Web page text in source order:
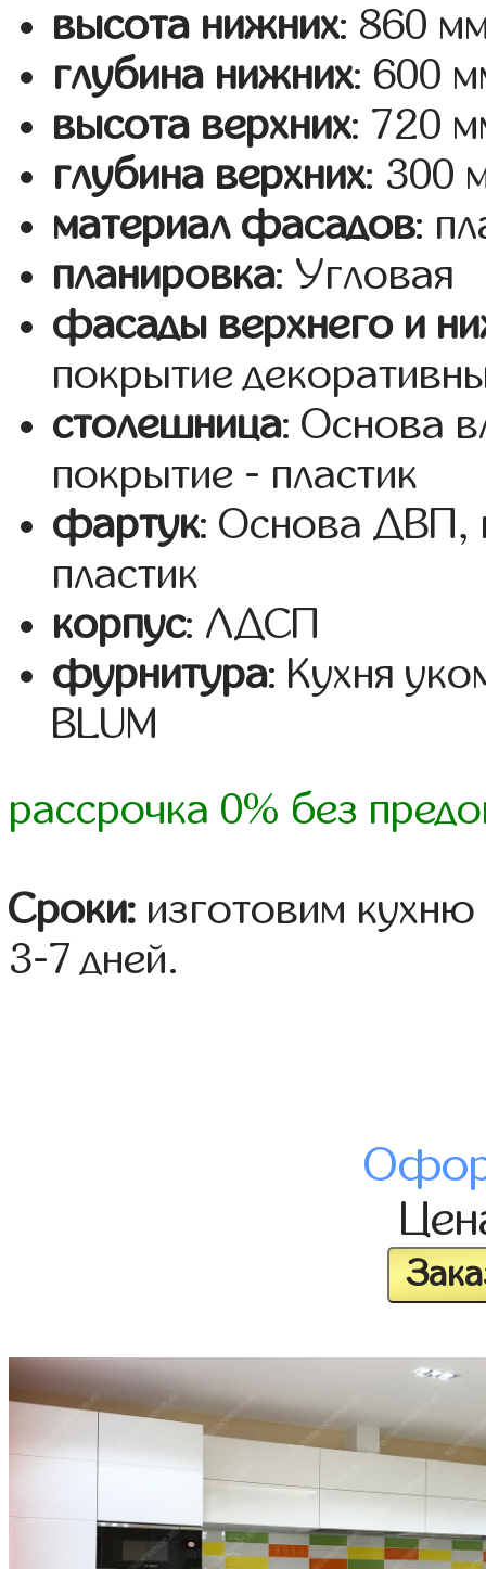
высота нижних: 860
глубина нижних: 600
высота верхних: 720
глубина верхних: 300
материал фасадов:
планировка: Угловая
фасады верхнего и
покрытие
столешница: Основа
покрытие - пластик
фартук: Основа ДВП,
пластик
корпус: ЛДСП
фурнитура: Кухня
BLUM
рассрочка 0% без
Сроки: изготовим
3-7 дней.